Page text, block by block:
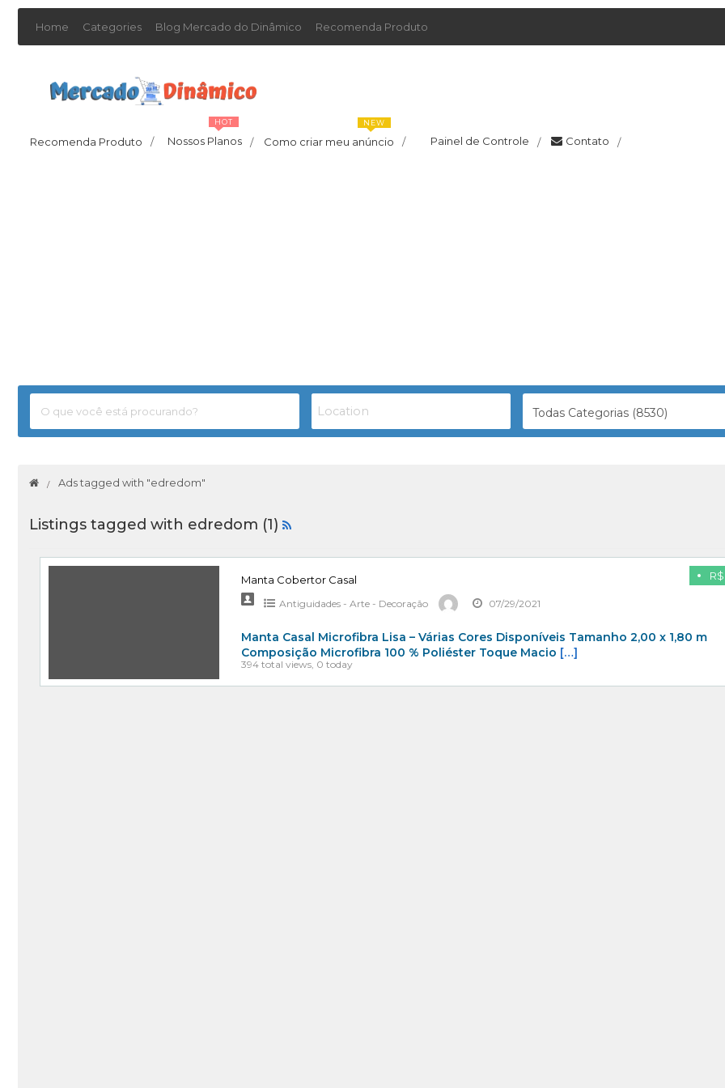
Home Categories Blog Mercado do Dinâmico Recomenda Produto
Recomenda Produto / Nossos Planos /
HOT
Como criar meu anúncio /
NEW
Painel de Controle / Contato /
Todas Categorias (8530)
Ads tagged with "edredom"
Listings tagged with edredom (1)
Manta Cobertor Casal
Antiguidades - Arte - Decoração 07/29/2021
Manta Casal Microfibra Lisa – Várias Cores Disponíveis Tamanho 2,00 x 1,80 m
Composição Microfibra 100 % Poliéster Toque Macio […]
394 total views, 0 today